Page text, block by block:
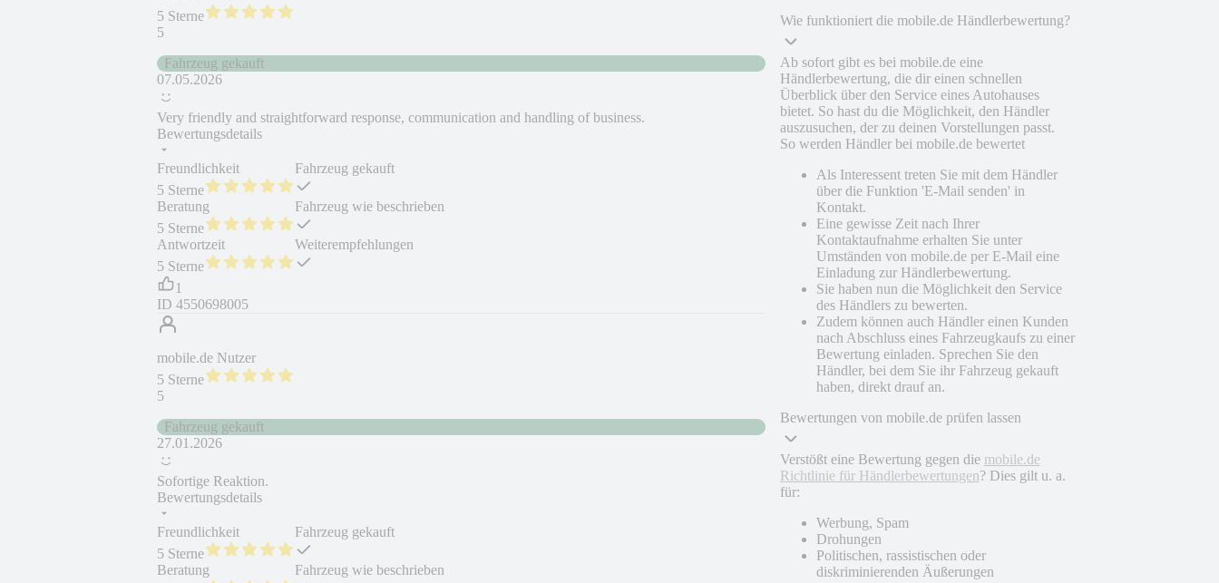
5 Sterne
5
Fahrzeug gekauft
07.05.2026
Very friendly and straightforward response, communication and handling of business.
Bewertungsdetails
Freundlichkeit
5 Sterne
Beratung
5 Sterne
Antwortzeit
5 Sterne
Fahrzeug gekauft
Fahrzeug wie beschrieben
Weiterempfehlungen
1
ID 4550698005
mobile.de Nutzer
5 Sterne
5
Fahrzeug gekauft
27.01.2026
Sofortige Reaktion.
Bewertungsdetails
Freundlichkeit
5 Sterne
Beratung
Fahrzeug gekauft
Fahrzeug wie beschrieben
Wie funktioniert die mobile.de Händlerbewertung?
Ab sofort gibt es bei mobile.de eine
Händlerbewertung, die dir einen schnellen
Überblick über den Service eines Autohauses
bietet. So hast du die Möglichkeit, den Händler
auszusuchen, der zu deinen Vorstellungen passt.
So werden Händler bei mobile.de bewertet
Als Interessent treten Sie mit dem Händler
über die Funktion 'E-Mail senden' in
Kontakt.
Eine gewisse Zeit nach Ihrer
Kontaktaufnahme erhalten Sie unter
Umständen von mobile.de per E-Mail eine
Einladung zur Händlerbewertung.
Sie haben nun die Möglichkeit den Service
des Händlers zu bewerten.
Zudem können auch Händler einen Kunden
nach Abschluss eines Fahrzeugkaufs zu einer
Bewertung einladen. Sprechen Sie den
Händler, bei dem Sie ihr Fahrzeug gekauft
haben, direkt drauf an.
Bewertungen von mobile.de prüfen lassen
Verstößt eine Bewertung gegen die mobile.de
Richtlinie für Händlerbewertungen? Dies gilt u. a.
für:
Werbung, Spam
Drohungen
Politischen, rassistischen oder
diskriminierenden Äußerungen